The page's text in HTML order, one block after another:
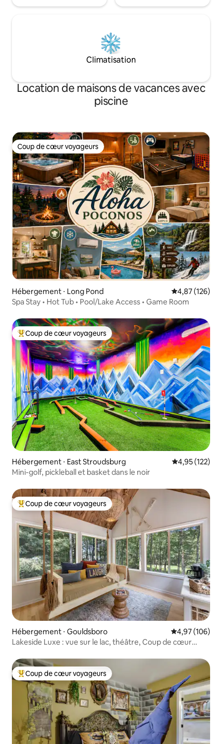
Climatisation
Location de maisons de vacances avec
piscine
Coup de cœur voyageurs
Coup de cœur voyageurs
Hébergement ⋅ Long Pond Évaluation
4,87 (126)
Spa Stay • Hot Tub • Pool/Lake Access • Game Room
Coups de cœur voyageurs les plus appréciés
Coup de cœur voyageurs
Hébergement ⋅ East Stroudsburg Évaluation
4,95 (122)
Mini-golf, pickleball et basket dans le noir
Coups de cœur voyageurs les plus appréciés
Coup de cœur voyageurs
Hébergement ⋅ Gouldsboro Évaluation
4,97 (106)
Lakeside Luxe : vue sur le lac, théâtre, Coup de cœur
Coups de cœur voyageurs les plus appréciés
Coup de cœur voyageurs